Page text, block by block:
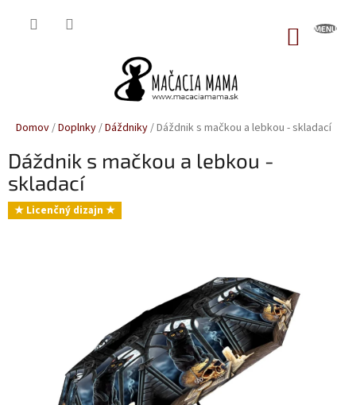
Domov/Doplnky/Dáždniky/Dáždnik s mačkou a lebkou - skladací
Dáždnik s mačkou a lebkou -
skladací
★ Licenčný dizajn ★